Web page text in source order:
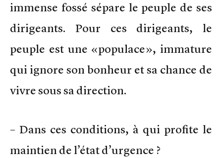
immense fossé sépare le peuple de ses
dirigeants. Pour ces dirigeants, le
peuple est une «populace», immature
qui ignore son bonheur et sa chance de
vivre sous sa direction.
– Dans ces conditions, à qui profite le
maintien de l’état d’urgence ?